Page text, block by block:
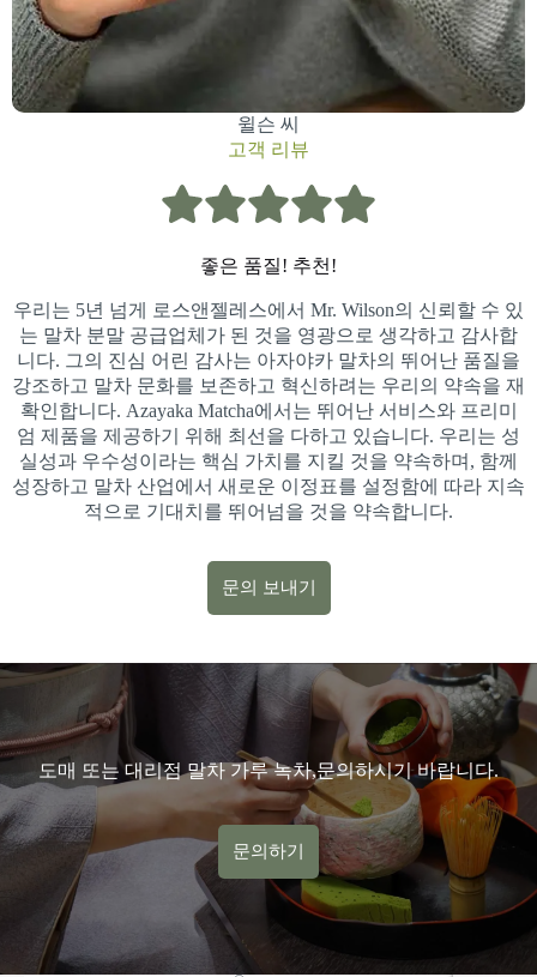
윌슨 씨
고객 리뷰
좋은 품질! 추천!
우리는 5년 넘게 로스앤젤레스에서 Mr. Wilson의 신뢰할 수 있
는 말차 분말 공급업체가 된 것을 영광으로 생각하고 감사합
니다. 그의 진심 어린 감사는 아자야카 말차의 뛰어난 품질을
강조하고 말차 문화를 보존하고 혁신하려는 우리의 약속을 재
확인합니다. Azayaka Matcha에서는 뛰어난 서비스와 프리미
엄 제품을 제공하기 위해 최선을 다하고 있습니다. 우리는 성
실성과 우수성이라는 핵심 가치를 지킬 것을 약속하며, 함께
성장하고 말차 산업에서 새로운 이정표를 설정함에 따라 지속
적으로 기대치를 뛰어넘을 것을 약속합니다.
문의 보내기
도매 또는 대리점 말차 가루 녹차,문의하시기 바랍니다.
문의하기